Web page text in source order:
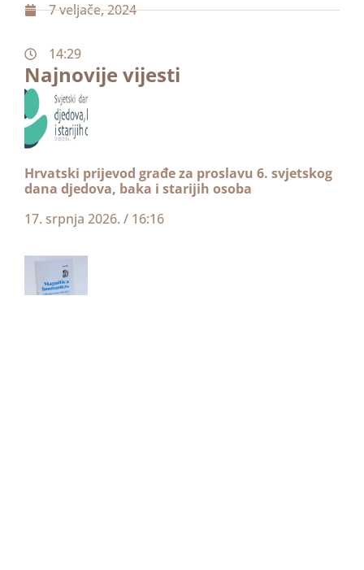
7 veljače, 2024
14:29
Najnovije vijesti
Hrvatski prijevod građe za proslavu 6. svjetskog
dana djedova, baka i starijih osoba
17. srpnja 2026.
16:16